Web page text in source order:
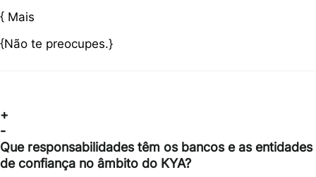
{ Mais
{Não te preocupes.}
+
-
Que responsabilidades têm os bancos e as entidades
de confiança no âmbito do KYA?